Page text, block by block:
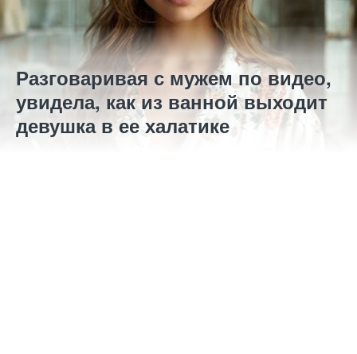
Разговаривая с мужем по видео,
увидела, как из ванной выходит
девушка в ее халатике